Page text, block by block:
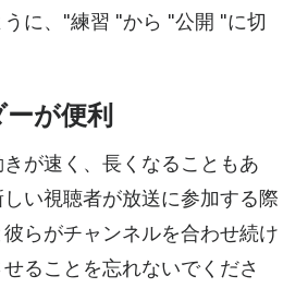
に、"練習 "から "公開 "に切
が便利
が速く、長くなることもあ
い視聴者が放送に参加する際
らがチャンネルを合わせ続け
ることを忘れないでくださ